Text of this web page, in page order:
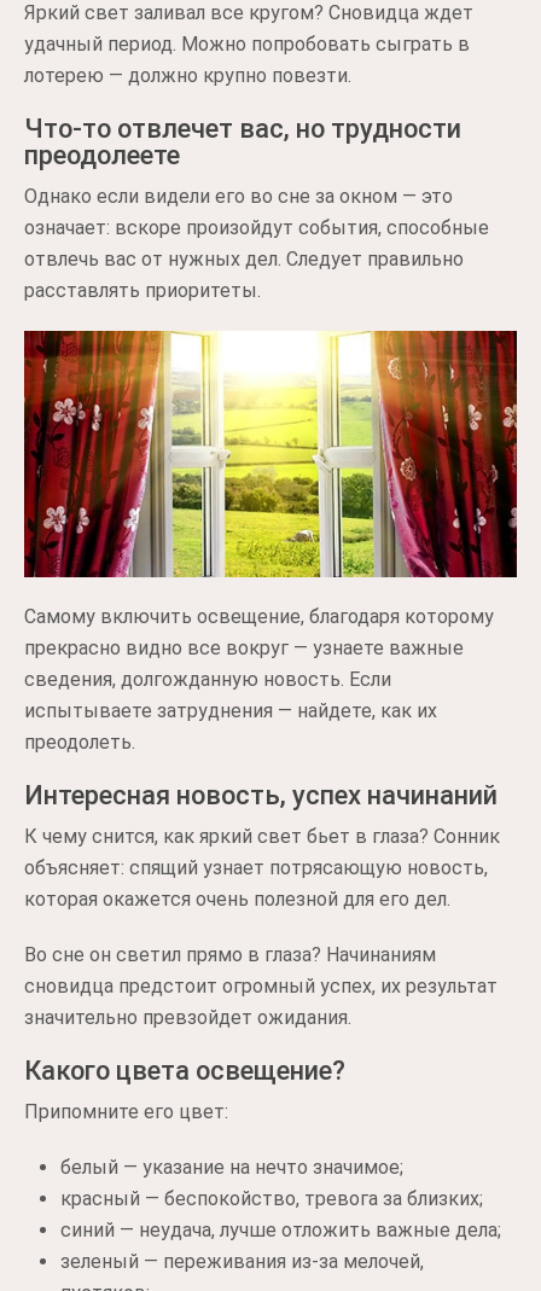
Яркий свет заливал все кругом? Сновидца ждет
удачный период. Можно попробовать сыграть в
лотерею — должно крупно повезти.
Что-то отвлечет вас, но трудности
преодолеете
Однако если видели его во сне за окном — это
означает: вскоре произойдут события, способные
отвлечь вас от нужных дел. Следует правильно
расставлять приоритеты.
Самому включить освещение, благодаря которому
прекрасно видно все вокруг — узнаете важные
сведения, долгожданную новость. Если
испытываете затруднения — найдете, как их
преодолеть.
Интересная новость, успех начинаний
К чему снится, как яркий свет бьет в глаза? Сонник
объясняет: спящий узнает потрясающую новость,
которая окажется очень полезной для его дел.
Во сне он светил прямо в глаза? Начинаниям
сновидца предстоит огромный успех, их результат
значительно превзойдет ожидания.
Какого цвета освещение?
Припомните его цвет:
белый — указание на нечто значимое;
красный — беспокойство, тревога за близких;
синий — неудача, лучше отложить важные дела;
зеленый — переживания из-за мелочей,